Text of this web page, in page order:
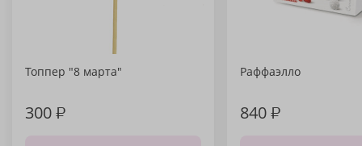
Топпер "8 марта"
300₽
Раффаэлло
840₽